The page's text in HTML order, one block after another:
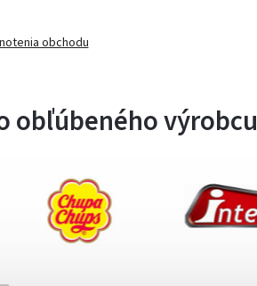
obchodu
obľúbeného výrobcu